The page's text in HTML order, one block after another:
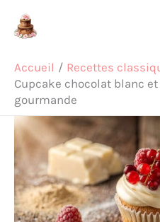
Accueil
Recettes
Cupcake chocolat blanc
gourmande
Rechercher